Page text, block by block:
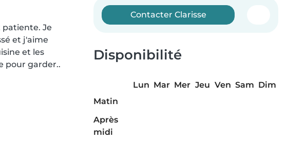
Je
et j'aime
et les
pour garder..
Contacter Clarisse
Disponibilité
Lun Mar Mer Jeu Ven Sam Dim
Matin
Après
midi